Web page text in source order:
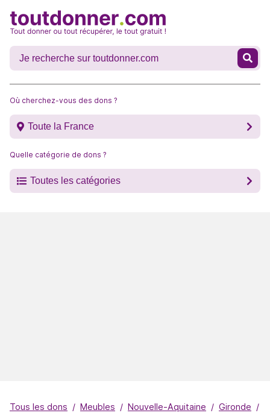
Où cherchez-vous des dons ?
Toute la France
Quelle catégorie de dons ?
Toutes les catégories
Tous les dons Meubles Nouvelle-Aquitaine Gironde